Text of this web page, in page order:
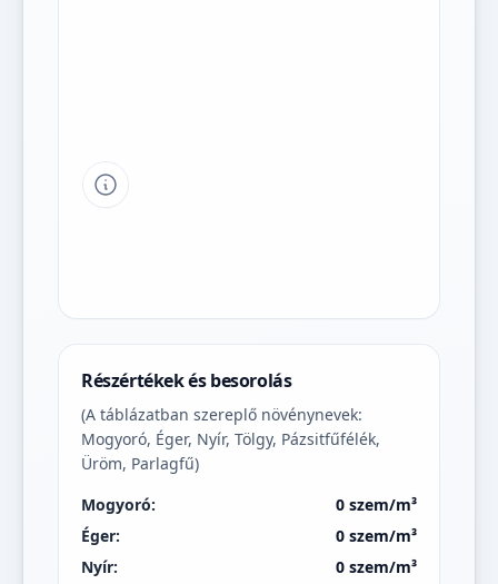
Tipp a grafikon jelmagyarázatához
Részértékek és besorolás
(A táblázatban szereplő növénynevek:
Mogyoró, Éger, Nyír, Tölgy, Pázsitfűfélék,
Üröm, Parlagfű)
Mogyoró:
0 szem/m³
Éger:
0 szem/m³
Nyír:
0 szem/m³